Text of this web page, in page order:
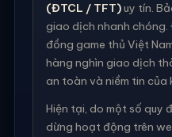
(ĐTCL / TFT)uy tín.
giao dịch nhanh
đồng game thủ Việt
hàng nghìn giao dịch
an toàn và niềm tin của
Hiện tại, do một số quy
dừng hoạt động trên